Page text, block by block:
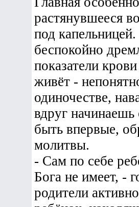
растянувшееся
под
беспокойно
показатели
живёт -
одиночестве,
вдруг
быть впервые,
молитвы.
- Сам по себе
Бога не имеет, -
родители